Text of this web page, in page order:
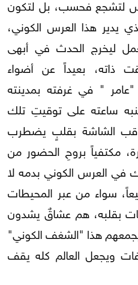
يدير هذا العرس الكوني،
ليخرج الحدث في أبهى
ذاته، بعيداً عن أضواء
" في غرفته بمدينته
ساعته على توقيتِ تلك
الشاشة بقلبٍ يضطرب
مكتفياً بروحِ الحضور من
في العرس الكوني بدمه لا
سواء من عبر المحيطات
بقلبه، هم عشاقٌ يشدون
يجمعهم هذا "الشغف الكوني"
ويجعل العالم كله يقف